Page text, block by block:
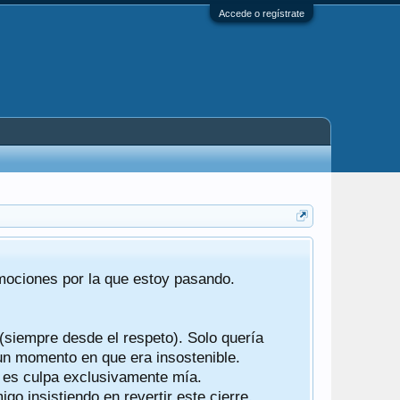
Accede o regístrate
por la que estoy pasando.
desde el respeto). Solo quería
momento en que era insostenible.
culpa exclusivamente mía.
insistiendo en revertir este cierre.